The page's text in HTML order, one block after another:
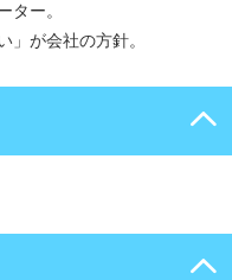
ター。
」が会社の方針。